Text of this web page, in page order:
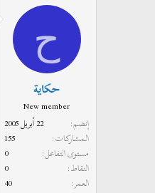
ئ
و
ع
خ
ا
ل
ب
د
ح
حكاية
New member
إنضم
22 أبريل 2005
المشاركات
155
مستوى التفاعل
0
النقاط
0
العمر
40